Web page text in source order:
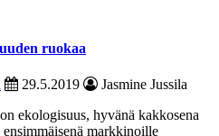
ruokaa
29.5.2019
Jasmine Jussila
ekologisuus, hyvänä kakkosena
markkinoille